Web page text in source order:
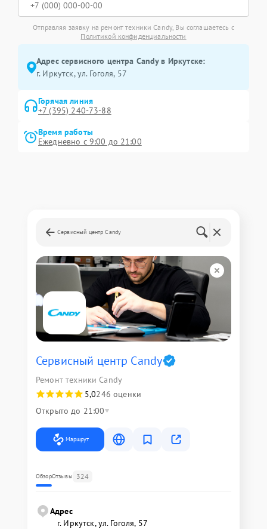
Отправляя заявку на ремонт техники Candy, Вы соглашаетесь с
Политикой конфиденциальности
Адрес сервисного центра Candy в Иркутске:
г. Иркутск, ул. ​Гоголя, 57
Горячая линия
+7 (395) 240-73-88
Время работы
Ежедневно с 9:00 до 21:00
Сервисный центр Candy
Сервисный центр Candy
Ремонт техники Candy
5,0246 оценки
Открыто до 21:00
Маршрут
ОбзорОтзывы 324
Адрес
г. Иркутск, ул. ​Гоголя, 57